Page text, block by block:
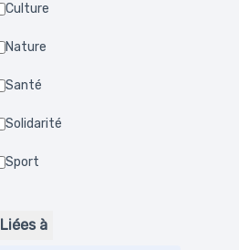
Culture
Nature
Santé
Solidarité
Sport
Liées à